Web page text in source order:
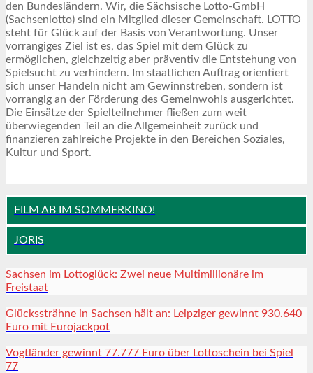
den Bundesländern. Wir, die Sächsische Lotto-GmbH
(Sachsenlotto) sind ein Mitglied dieser Gemeinschaft. LOTTO
steht für Glück auf der Basis von Verantwortung. Unser
vorrangiges Ziel ist es, das Spiel mit dem Glück zu
ermöglichen, gleichzeitig aber präventiv die Entstehung von
Spielsucht zu verhindern. Im staatlichen Auftrag orientiert
sich unser Handeln nicht am Gewinnstreben, sondern ist
vorrangig an der Förderung des Gemeinwohls ausgerichtet.
Die Einsätze der Spielteilnehmer fließen zum weit
überwiegenden Teil an die Allgemeinheit zurück und
finanzieren zahlreiche Projekte in den Bereichen Soziales,
Kultur und Sport.
FILM AB IM SOMMERKINO!
JORIS
Sachsen im Lottoglück: Zwei neue Multimillionäre im
Freistaat
Glückssträhne in Sachsen hält an: Leipziger gewinnt 930.640
Euro mit Eurojackpot
Vogtländer gewinnt 77.777 Euro über Lottoschein bei Spiel
77